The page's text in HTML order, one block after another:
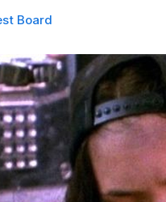
Board